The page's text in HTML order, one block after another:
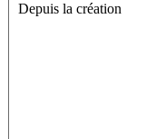
Depuis la création